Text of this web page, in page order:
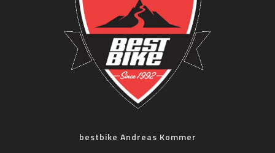
bestbike Andreas Kommer